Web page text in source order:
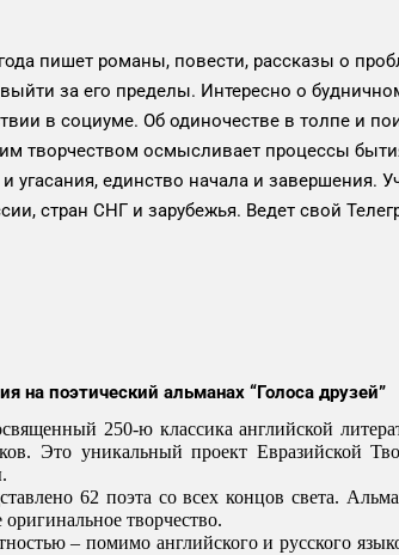
пишет романы, повести, рассказы о
за его пределы. Интересно о
в социуме. Об одиночестве в толпе и
творчеством осмысливает процессы
угасания, единство начала и завершения.
стран СНГ и зарубежья. Ведет свой
на поэтический альманах “Голоса друзей”
250-ю классика английской
Это уникальный проект Евразийской
62 поэта со всех концов света.
творчество.
– помимо английского и русского